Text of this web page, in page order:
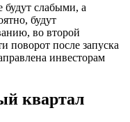
будут слабыми, а
будут
во второй
поворот после запуска
инвесторам
квартал